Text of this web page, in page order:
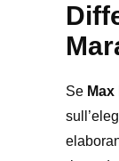
Se Max